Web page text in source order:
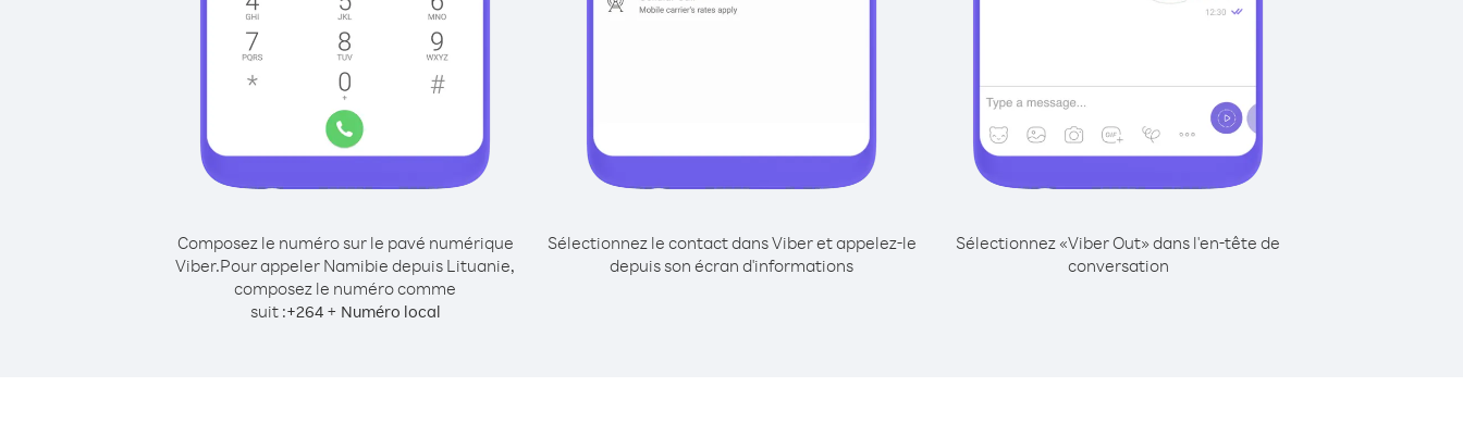
Composez le numéro sur le pavé numérique
Viber.Pour appeler Namibie depuis Lituanie,
composez le numéro comme
suit :+264+ Numéro local
Sélectionnez le contact dans Viber et appelez-le
depuis son écran d'informations
Sélectionnez «Viber Out» dans l'en-tête de
conversation